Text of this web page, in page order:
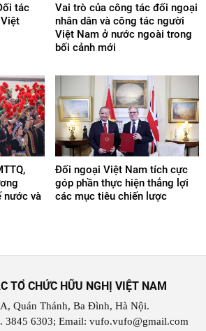
tác
Vai trò của công tác đối ngoại
nhân dân và công tác người
Việt Nam ở nước ngoài trong
bối cảnh mới
nước và
Đối ngoại Việt Nam tích cực
góp phần thực hiện thắng lợi
các mục tiêu chiến lược
TỔ CHỨC HỮU NGHỊ VIỆT NAM
Quán Thánh, Ba Đình, Hà Nội.
3845 6303; Email: vufo.vufo@gmail.com